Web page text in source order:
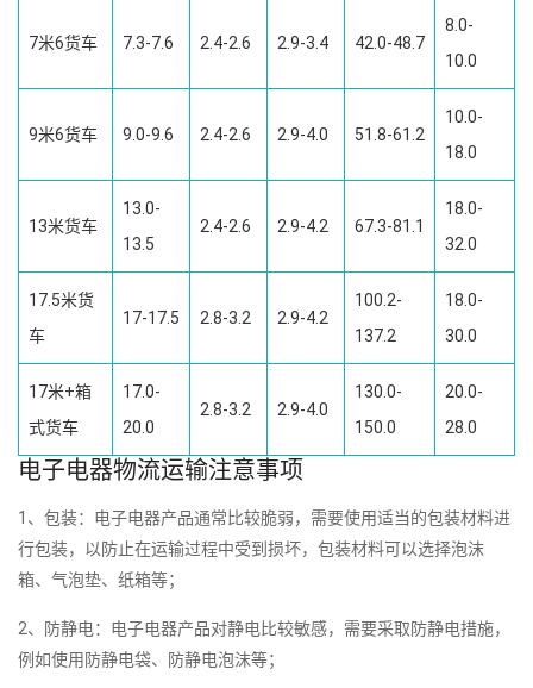
7米6货车 7.3-7.6 2.4-2.6 2.9-3.4 42.0-48.7
8.0-
10.0
9米6货车 9.0-9.6 2.4-2.6 2.9-4.0 51.8-61.2
10.0-
18.0
13米货车
13.0-
13.5
2.4-2.6 2.9-4.2 67.3-81.1
18.0-
32.0
17.5米货
车
17-17.5 2.8-3.2 2.9-4.2
100.2-
137.2
18.0-
30.0
17米+箱
式货车
17.0-
20.0
2.8-3.2 2.9-4.0
130.0-
150.0
20.0-
28.0
电子电器物流运输注意事项
1、包装：电子电器产品通常比较脆弱，需要使用适当的包装材料进
行包装，以防止在运输过程中受到损坏，包装材料可以选择泡沫
箱、气泡垫、纸箱等；
2、防静电：电子电器产品对静电比较敏感，需要采取防静电措施，
例如使用防静电袋、防静电泡沫等；